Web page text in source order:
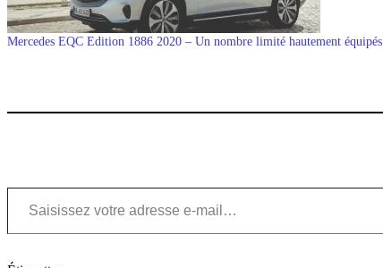
Mercedes EQC Edition 1886 2020 – Un nombre limité hautement équipés.
Saisissez votre adresse e-mail…